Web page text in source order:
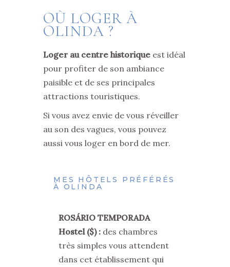
OÙ LOGER À
OLINDA ?
Loger au centre historique est idéal
pour profiter de son ambiance
paisible et de ses principales
attractions touristiques.
Si vous avez envie de vous réveiller
au son des vagues, vous pouvez
aussi vous loger en bord de mer.
MES HÔTELS PRÉFÉRÉS
À OLINDA
ROSÁRIO TEMPORADA
Hostel ($) : des chambres
très simples vous attendent
dans cet établissement qui